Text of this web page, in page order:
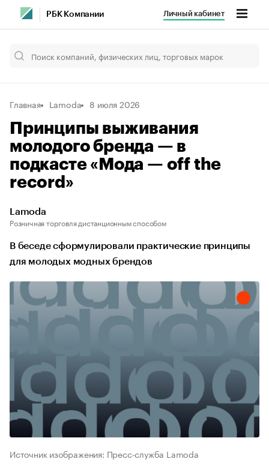
РБК Компании Личный кабинет
Главная Lamoda 8 июля 2026
Принципы выживания
молодого бренда — в
подкасте «Мода — off the
record»
Lamoda
Розничная торговля дистанционным способом
В беседе сформулировали практические принципы
для молодых модных брендов
Источник изображения: Пресс-служба Lamoda